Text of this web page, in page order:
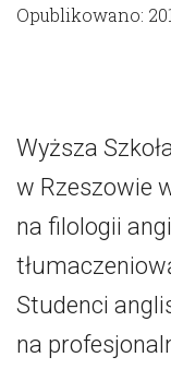
Opublikowano:
Wyższa
w Rzeszowie
na filologii
Studenci
na